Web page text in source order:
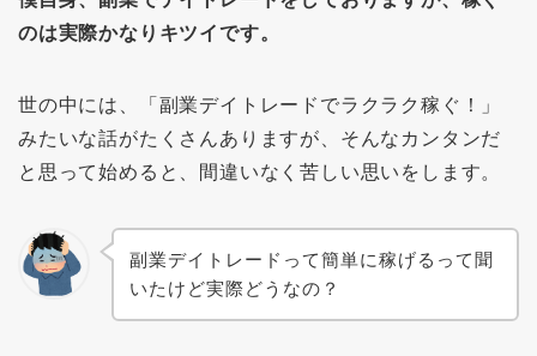
のは実際かなりキツイです。
世の中には、「副業デイトレードでラクラク稼ぐ！」
みたいな話がたくさんありますが、そんなカンタンだ
と思って始めると、間違いなく苦しい思いをします。
副業デイトレードって簡単に稼げるって聞
いたけど実際どうなの？